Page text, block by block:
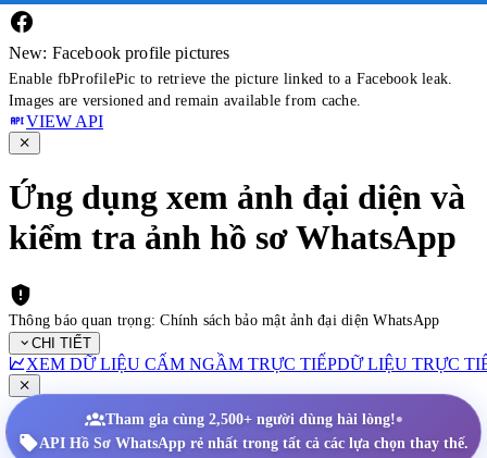
New: Facebook profile pictures
Enable fbProfilePic to retrieve the picture linked to a Facebook leak.
Images are versioned and remain available from cache.
VIEW API
Ứng dụng xem ảnh đại diện và
kiểm tra ảnh hồ sơ WhatsApp
Thông báo quan trọng: Chính sách bảo mật ảnh đại diện WhatsApp
CHI TIẾT
XEM DỮ LIỆU CẤM NGẦM TRỰC TIẾPDỮ LIỆU TRỰC
Tham gia cùng 2,500+ người dùng hài lòng!•
API Hồ Sơ WhatsApp rẻ nhất trong tất cả các lựa chọn thay thế.